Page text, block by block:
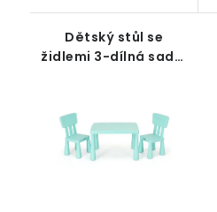
Dětský stůl se
židlemi 3-dílná sada,